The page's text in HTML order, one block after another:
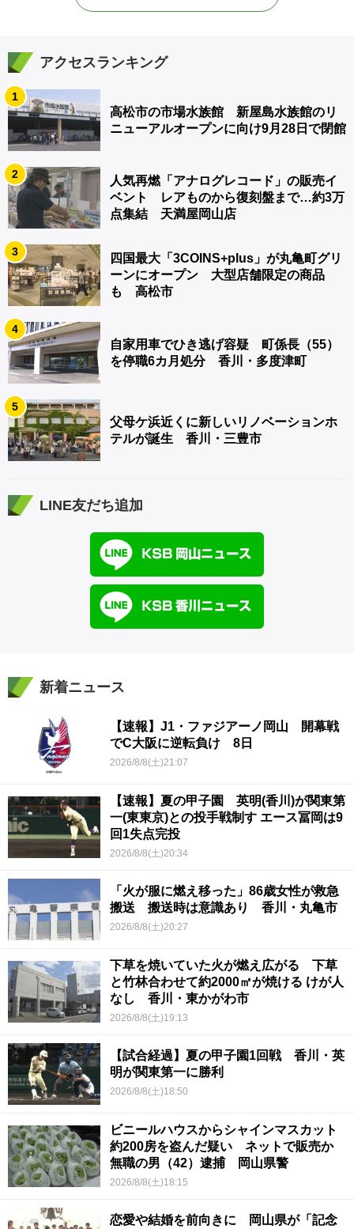
アクセスランキング
1
高松市の市場水族館 新屋島水族館のリ
ニューアルオープンに向け9月28日で閉館
2
人気再燃「アナログレコード」の販売イ
ベント レアものから復刻盤まで…約3万
点集結 天満屋岡山店
3
四国最大「3COINS+plus」が丸亀町グリ
ーンにオープン 大型店舗限定の商品
も 高松市
4
自家用車でひき逃げ容疑 町係長（55）
を停職6カ月処分 香川・多度津町
5
父母ケ浜近くに新しいリノベーションホ
テルが誕生 香川・三豊市
LINE友だち追加
新着ニュース
【速報】J1・ファジアーノ岡山 開幕戦
でC大阪に逆転負け 8日
2026/8/8(土)21:07
【速報】夏の甲子園 英明(香川)が関東第
一(東東京)との投手戦制す エース冨岡は9
回1失点完投
2026/8/8(土)20:34
「火が服に燃え移った」86歳女性が救急
搬送 搬送時は意識あり 香川・丸亀市
2026/8/8(土)20:27
下草を焼いていた火が燃え広がる 下草
と竹林合わせて約2000㎡が焼ける けが人
なし 香川・東かがわ市
2026/8/8(土)19:13
【試合経過】夏の甲子園1回戦 香川・英
明が関東第一に勝利
2026/8/8(土)18:50
ビニールハウスからシャインマスカット
約200房を盗んだ疑い ネットで販売か
無職の男（42）逮捕 岡山県警
2026/8/8(土)18:15
恋愛や結婚を前向きに 岡山県が「記念